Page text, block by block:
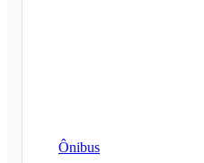
Ônibus